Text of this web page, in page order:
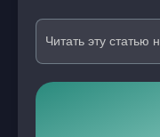
Читать эту статью